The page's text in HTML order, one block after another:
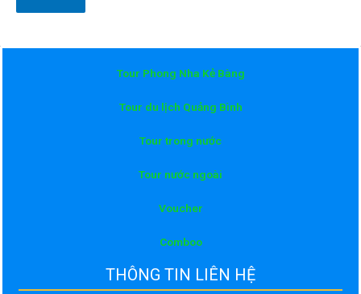
Tour Phong Nha Kẻ Bàng
Tour du lịch Quảng Bình
Tour trong nước
Tour nước ngoài
Voucher
Comboo
THÔNG TIN LIÊN HỆ